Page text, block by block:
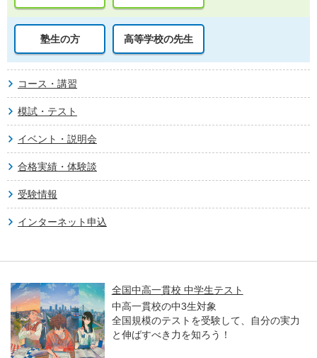
塾生の方 高等学校の先生
コース・講習
模試・テスト
イベント・説明会
合格実績・体験談
受験情報
インターネット申込
全国中高一貫校 中学生テスト
中高一貫校の中3生対象
全国規模のテストを受験して、自分の実力
と伸ばすべき力を知ろう！